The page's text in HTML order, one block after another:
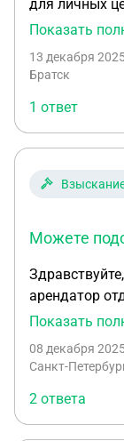
оказания
заказчикам с НДС ? 5. Если
авто с
налоговую
аренду авто
как то
услуги по
для личных
указал что
вина
возместил
Показать
13 декабря
Братск
1 ответ
Можете
арендатор
и не отдал
сделать ?
Показать
08 декабря
Санкт-
2 ответа